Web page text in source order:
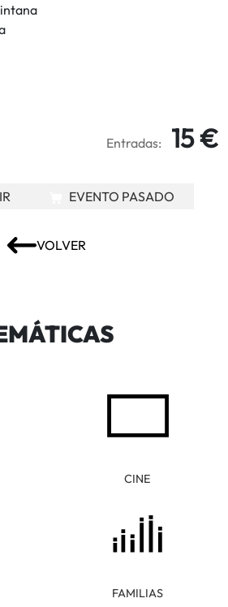
Entradas: 15 €
VOLVER
EVENTO PASADO
CINE
FAMILIAS